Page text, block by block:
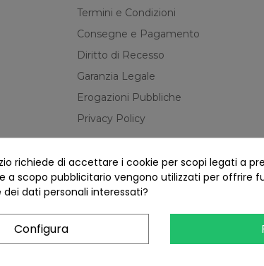
Termini e Condizioni
Consegne e Pagamento
Diritto di Recesso
Garanzia Legale
Erogazioni Pubbliche
Privacy Policy
COFANO S.R.L. - P.IVA
richiede di accettare i cookie per scopi legati a
a scopo pubblicitario vengono utilizzati per offrire
dei dati personali interessati?
Configura